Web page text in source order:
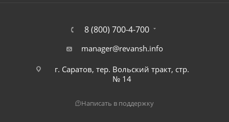
8 (800) 700-4-700
manager@revansh.info
г. Саратов, тер. Вольский тракт, стр.
№ 14
Написать в поддержку